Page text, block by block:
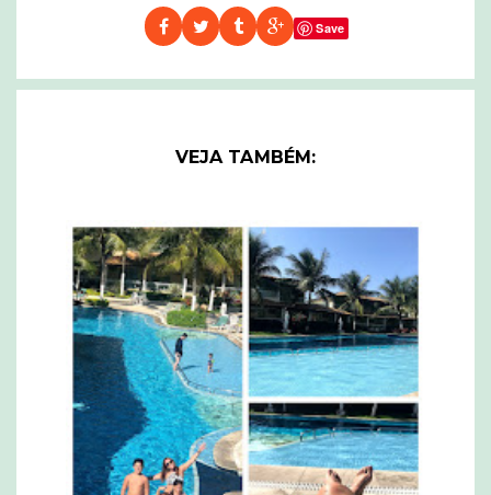
Save
VEJA TAMBÉM: